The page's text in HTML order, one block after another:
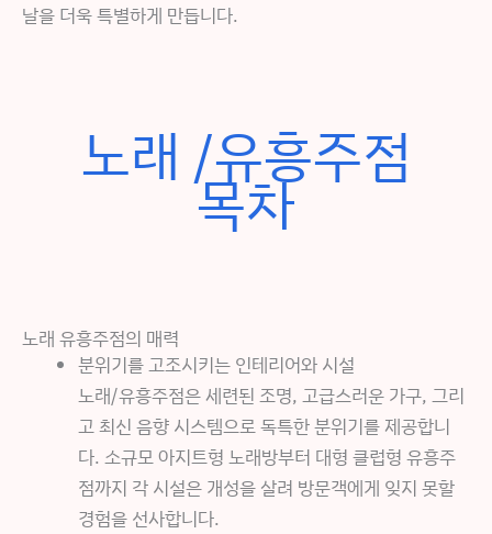
날을 더욱 특별하게 만듭니다.
노래 /유흥주점
목차
노래 유흥주점의 매력
분위기를 고조시키는 인테리어와 시설
노래/유흥주점은 세련된 조명, 고급스러운 가구, 그리
고 최신 음향 시스템으로 독특한 분위기를 제공합니
다. 소규모 아지트형 노래방부터 대형 클럽형 유흥주
점까지 각 시설은 개성을 살려 방문객에게 잊지 못할
경험을 선사합니다.